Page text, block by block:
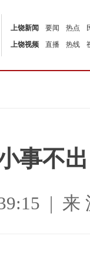
上饶新闻 要闻 热点
上饶视频
直播 热线
事不
|